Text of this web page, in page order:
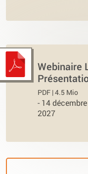
Webinaire
PDF | 4.5 Mio
- 14
2027